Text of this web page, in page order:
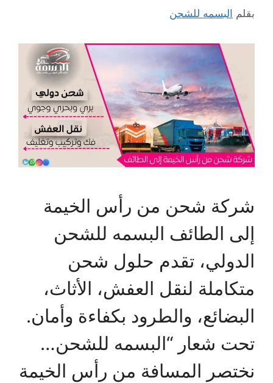
بقلم البسمه للشحن
شركة شحن من رأس الخيمة
إلى الطائف البسمه للشحن
الدولي، تقدم حلول شحن
متكاملة لنقل العفش، الأثاث،
البضائع، والطرود بكفاءة وأمان.
تحت شعار “البسمه للشحن…
نختصر المسافة من رأس الخيمة